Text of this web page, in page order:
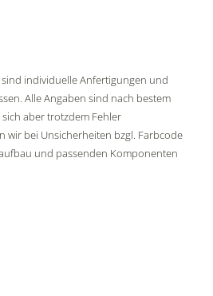
sind individuelle Anfertigungen und
Alle Angaben sind nach bestem
aber trotzdem Fehler
wir bei Unsicherheiten bzgl. Farbcode
und passenden Komponenten